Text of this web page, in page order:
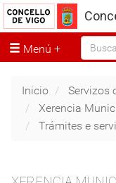
Menú
Inicio
Servizos
Xerencia
Trámites e